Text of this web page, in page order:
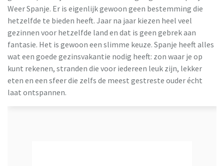
Weer Spanje. Er is eigenlijk gewoon geen bestemming die
hetzelfde te bieden heeft. Jaar na jaar kiezen heel veel
gezinnen voor hetzelfde land en dat is geen gebrek aan
fantasie. Het is gewoon een slimme keuze. Spanje heeft alles
wat een goede gezinsvakantie nodig heeft: zon waar je op
kunt rekenen, stranden die voor iedereen leuk zijn, lekker
eten en een sfeer die zelfs de meest gestreste ouder écht
laat ontspannen.